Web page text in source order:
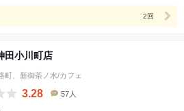
数
2回
田小川町店
町、新御茶ノ水/カフェ
3.28 57人